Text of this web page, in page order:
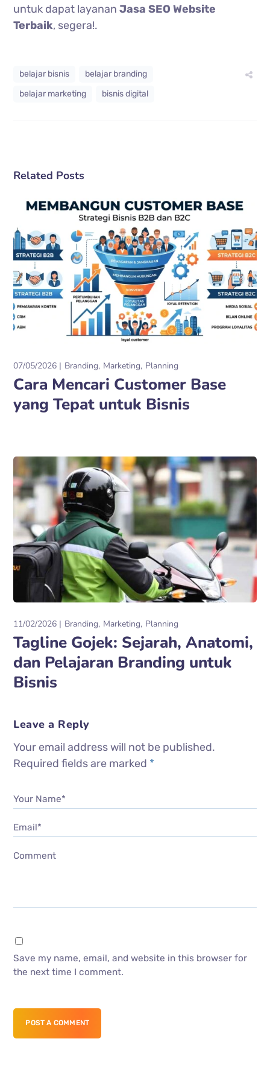
untuk dapat layananJasa SEO Website
Terbaik, segera!.
belajar bisnis
belajar branding
belajar marketing
bisnis digital
Related Posts
07/05/2026 Branding Marketing Planning
Cara Mencari Customer Base
yang Tepat untuk Bisnis
11/02/2026 Branding Marketing Planning
Tagline Gojek: Sejarah, Anatomi,
dan Pelajaran Branding untuk
Bisnis
Leave a Reply
Your email address will not be published.
Required fields are marked *
Your Name*
Email*
Comment
Save my name, email, and website in this browser for
the next time I comment.
POST A COMMENT